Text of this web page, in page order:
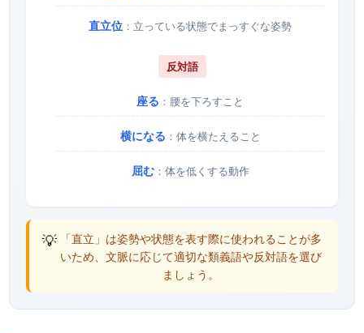
直立位 ：立っている状態でまっすぐな姿勢
反対語
座る ：腰を下ろすこと
横になる ：体を横たえること
屈む：体を低くする動作
💡 「直立」は姿勢や状態を表す際に使われることが多
いため、文脈に応じて適切な類義語や反対語を選び
ましょう。